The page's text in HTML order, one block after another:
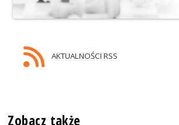
AKTUALNOŚCI RSS
Zobacz także